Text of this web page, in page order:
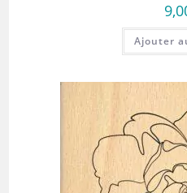
Ajouter